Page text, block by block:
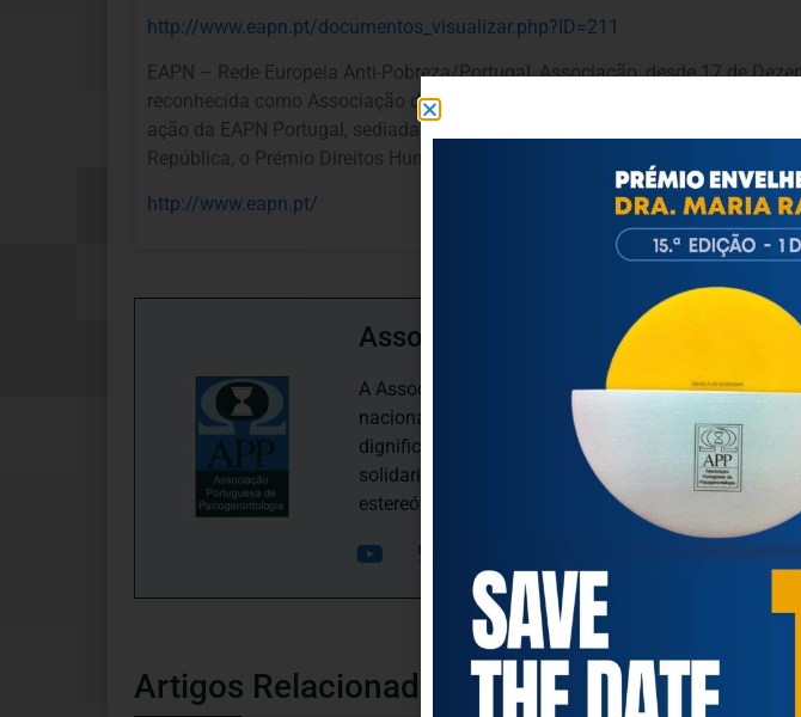
http://www.eapn.pt/documentos_visualizar.php?ID=211
EAPN – Rede Europeia Anti-Pobreza/Portugal, Associação, desde 17 de
reconhecida como Associação de Solidariedade Social, de âmbito nacional,
ação da EAPN Portugal, sediada no Porto, estende-se a todo o país através
República, o Prémio Direitos Humanos.
http://www.eapn.pt/
Associação Portuguesa de
A Associação Portuguesa de Psicogerontologia-
nacional, dedica-se às questões biopsicológicas e
dignificação, respeito, saúde, autonomia,
solidariedade intergeracional, e de uma sociedade
estereótipos negativos relativamente à idade e ao
Artigos Relacionados